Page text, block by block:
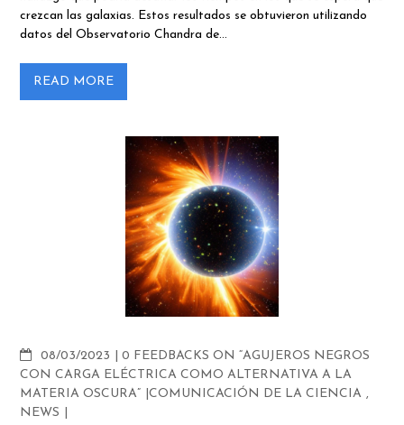
crezcan las galaxias. Estos resultados se obtuvieron utilizando
datos del Observatorio Chandra de…
READ MORE
08/03/2023 COMMENTS
0 FEEDBACKS ON “AGUJEROS NEGROS
CON CARGA ELÉCTRICA COMO ALTERNATIVA A LA
MATERIA OSCURA”
COMUNICACIÓN DE LA CIENCIA ,
NEWS